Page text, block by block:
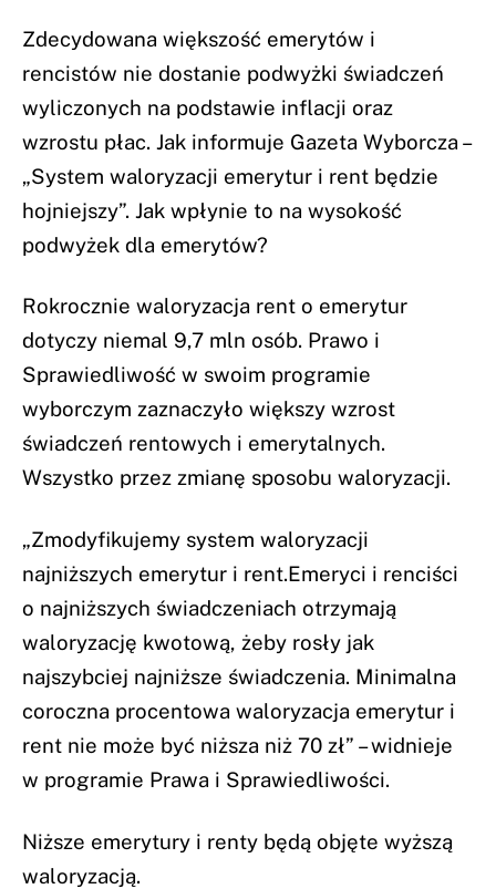
Zdecydowana większość emerytów i
rencistów nie dostanie podwyżki świadczeń
wyliczonych na podstawie inflacji oraz
wzrostu płac. Jak informuje Gazeta Wyborcza –
„System waloryzacji emerytur i rent będzie
hojniejszy”. Jak wpłynie to na wysokość
podwyżek dla emerytów?
Rokrocznie waloryzacja rent o emerytur
dotyczy niemal 9,7 mln osób. Prawo i
Sprawiedliwość w swoim programie
wyborczym zaznaczyło większy wzrost
świadczeń rentowych i emerytalnych.
Wszystko przez zmianę sposobu waloryzacji.
„Zmodyfikujemy system waloryzacji
najniższych emerytur i rent.Emeryci i renciści
o najniższych świadczeniach otrzymają
waloryzację kwotową, żeby rosły jak
najszybciej najniższe świadczenia. Minimalna
coroczna procentowa waloryzacja emerytur i
rent nie może być niższa niż 70 zł” – widnieje
w programie Prawa i Sprawiedliwości.
Niższe emerytury i renty będą objęte wyższą
waloryzacją.